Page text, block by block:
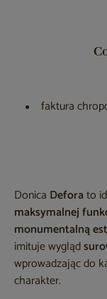
faktura
Donica Deforato
maksymalnej
monumentalną
imituje wygląd
wprowadzając do
charakter.